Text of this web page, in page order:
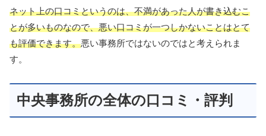
ネット上の口コミというのは、不満があった人が書き込むこ
とが多いものなので、悪い口コミが一つしかないことはとて
も評価できます。悪い事務所ではないのではと考えられま
す。
中央事務所の全体の口コミ・評判